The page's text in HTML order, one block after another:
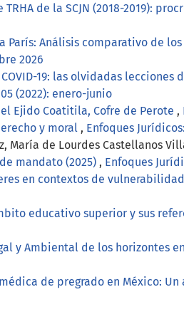
TRHA de la SCJN (2018-2019):
París: Análisis comparativo de
2026
19: las olvidadas
(2022): enero-junio
Ejido Coatitila, Cofre de Perote ,
y moral , Enfoques
María de Lourdes Castellanos
mandato (2025) , Enfoques
en contextos de
educativo superior y sus
y Ambiental de los horizontes
de pregrado en México: